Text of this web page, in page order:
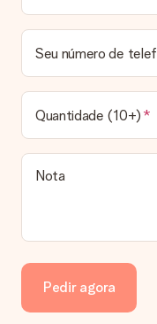
nosso serviço de
ajudá-lo a encontrar a
Nenhuma fatura será
A fatura é enviada
encontrá-la também
que o seu presente
destinatário!
Seu número de
Quantidade (10+)
Nota
Pedir agora